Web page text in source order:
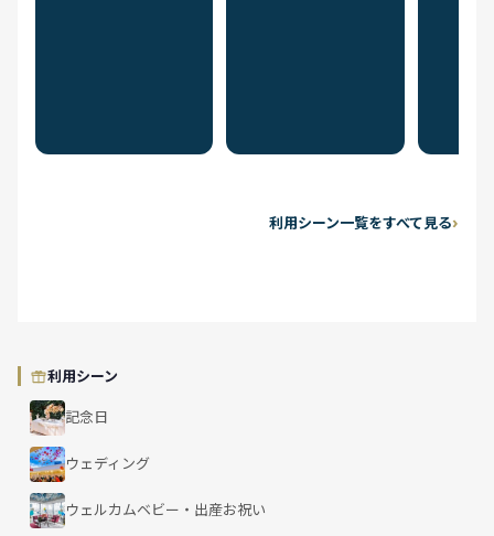
利用シーン
記念日
ウェディング
ウェルカムベビー・出産お祝い
利用シーン一覧をすべて見る